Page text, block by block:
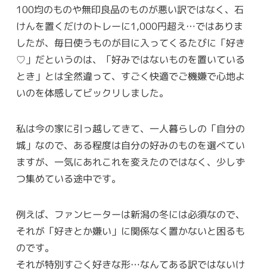
100均のものや無印良品のものが悪い訳ではなく、石
けんを置くだけのトレーに1,000円超え…ではありま
したが、毎日使うものが目に入ってくるたびに「好き
♡」だというのは、「好みではないものを置いている
とき」とは全然違って、すごく快適でご機嫌で心地よ
いのを体感してビックリしました。
私は今の家に引っ越してきて、一人暮らしの「自分の
城」なので、ある程度は自分の好みのものを選べてい
ますが、一気にあれこれを変えたのではなく、少しず
つ集めている途中です。
例えば、ファンヒーターは新潟の冬には必須なので、
それが「好きとか嫌い」に関係なく置かないと困るも
のです。
それが特別すごく好きな形…なんてある訳ではないけ